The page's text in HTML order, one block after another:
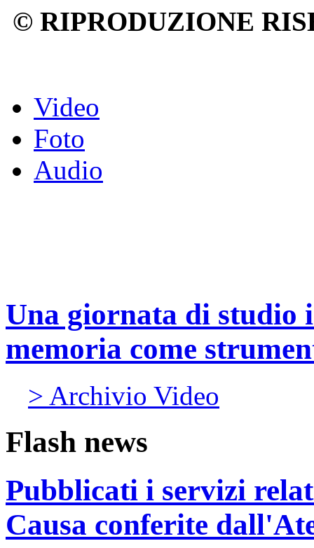
© RIPRODUZIONE
Video
Foto
Audio
Una giornata di studio
memoria come
> Archivio Video
Flash news
Pubblicati i servizi
Causa conferite